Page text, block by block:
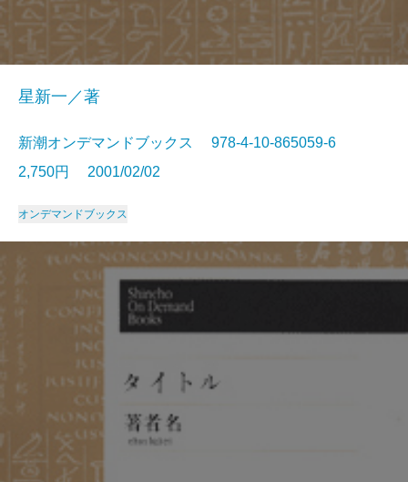
星新一／著
新潮オンデマンドブックス 978-4-10-865059-6
2,750円 2001/02/02
オンデマンドブックス